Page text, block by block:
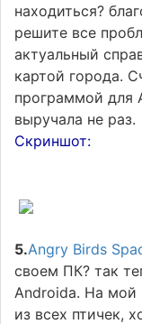
находиться?
решите все
актуальный
картой города.
программой для
выручала не раз.
Скриншот:
5.Angry Birds
своем ПК? так
Androida. На мой
из всех птичек,